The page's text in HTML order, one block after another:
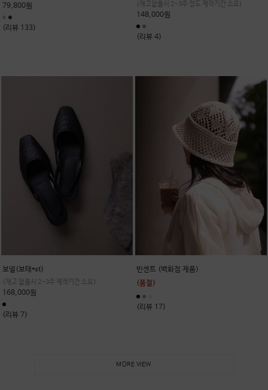
79,800원
(리뷰 133)
(재고없을시 2~3주 정도 제작기간 소요)
148,000원
(리뷰 4)
보넬(보테*st)
(재고 없을시 2~3주 제작기간 소요)
168,000원
(리뷰 7)
빈센트 (백화점 제품)
(품절)
(리뷰 17)
MORE VIEW